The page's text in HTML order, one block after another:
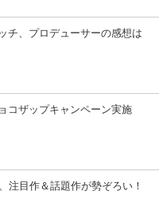
チ、プロデューサーの感想は
コザップキャンペーン実施
注目作＆話題作が勢ぞろい！